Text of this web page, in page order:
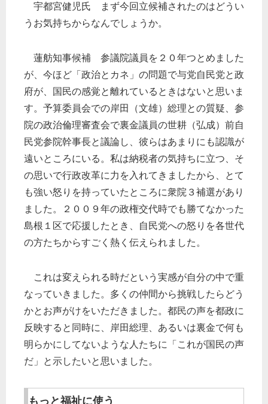
宇都宮健児氏 まず今回立候補されたのはどうい
うお気持ちからなんでしょうか。
蓮舫知事候補 参議院議員を２０年つとめました
が、今ほど「政治とカネ」の問題で与党自民党と政
府が、国民の感覚と離れているときはないと思いま
す。予算委員会での岸田（文雄）総理との質疑、参
院の政治倫理審査会で裏金議員の世耕（弘成）前自
民党参院幹事長と議論し、彼らはあまりにも認識が
遠いところにいる。私は納税者の気持ちに立つ、そ
の思いで行政改革に力を入れてきましたから、とて
も強い怒りを持っていたところに衆院３補選があり
ました。２００９年の政権交代時でも勝てなかった
島根１区で応援したとき、自民党への怒りを各世代
の方たちからすごく熱く伝えられました。
これは変えられる時だという実感が自分の中で重
なっていきました。多くの仲間から挑戦したらどう
かとお声がけをいただきました。都民の声を都政に
反映すると同時に、岸田総理、あるいは裏金で何も
明らかにしてないような人たちに「これが国民の声
だ」と示したいと思いました。
もっと福祉に使う